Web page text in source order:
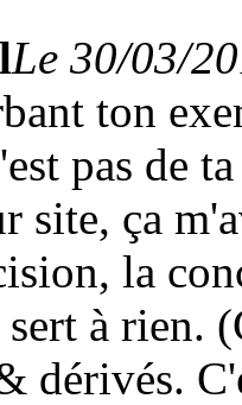
Le 30/03/
ton
pas de
site, ça
la
à rien.
dérivés.